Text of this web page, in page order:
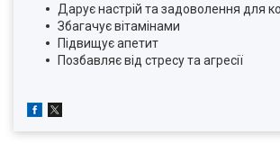
Дарує настрій та задоволення для
Збагачує вітамінами
Підвищує апетит
Позбавляє від стресу та агресії